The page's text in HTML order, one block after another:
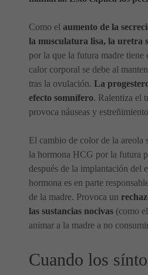
Como el aumento de la
la musculatura lisa, la uretra
por la que la futura madre
calor corporal se debe al
tras la ovulación. La
efecto somnífero. Ralentiza el
provoca náuseas y
El cambio de color de la areola
la hormona HCG por la futura
después de la implantación del
hormona es en parte
de la madre. Provoca un
las sustancias nocivas (como
animar a la madre a no
Cuando los